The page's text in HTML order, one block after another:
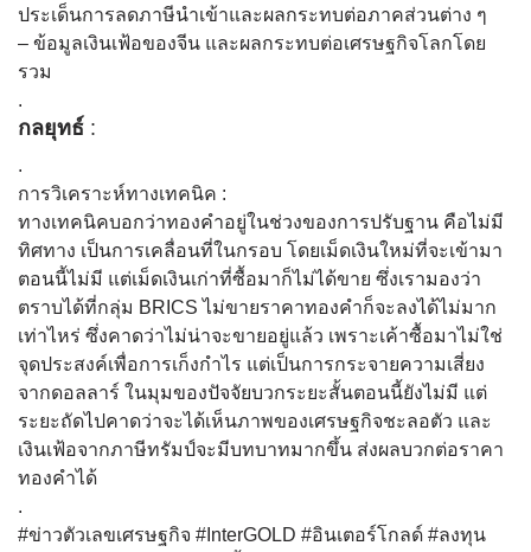
ประเด็นการลดภาษีนำเข้าและผลกระทบต่อภาคส่วนต่าง ๆ
– ข้อมูลเงินเฟ้อของจีน และผลกระทบต่อเศรษฐกิจโลกโดย
รวม
.
กลยุทธ์ :
.
การวิเคราะห์ทางเทคนิค :
ทางเทคนิคบอกว่าทองคำอยู่ในช่วงของการปรับฐาน คือไม่มี
ทิศทาง เป็นการเคลื่อนที่ในกรอบ โดยเม็ดเงินใหม่ที่จะเข้ามา
ตอนนี้ไม่มี แต่เม็ดเงินเก่าที่ซื้อมาก็ไม่ได้ขาย ซึ่งเรามองว่า
ตราบได้ที่กลุ่ม BRICS ไม่ขายราคาทองคำก็จะลงได้ไม่มาก
เท่าไหร่ ซึ่งคาดว่าไม่น่าจะขายอยู่แล้ว เพราะเค้าซื้อมาไม่ใช่
จุดประสงค์เพื่อการเก็งกำไร แต่เป็นการกระจายความเสี่ยง
จากดอลลาร์ ในมุมของปัจจัยบวกระยะสั้นตอนนี้ยังไม่มี แต่
ระยะถัดไปคาดว่าจะได้เห็นภาพของเศรษฐกิจชะลอตัว และ
เงินเฟ้อจากภาษีทรัมป์จะมีบทบาทมากขึ้น ส่งผลบวกต่อราคา
ทองคำได้
.
#ข่าวตัวเลขเศรษฐกิจ #InterGOLD #อินเตอร์โกลด์ #ลงทุน